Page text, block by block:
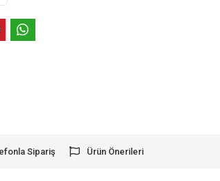
Sipariş Ürün Önerileri